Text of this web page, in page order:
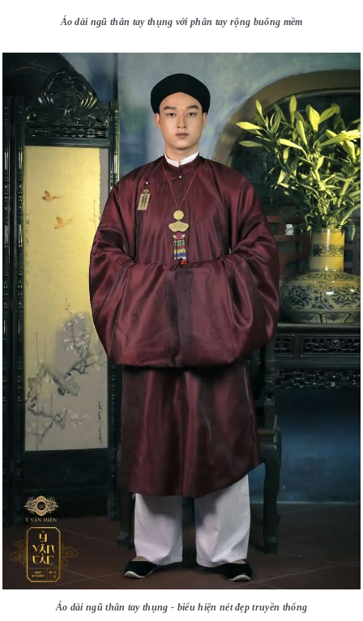
Áo dài ngũ thân tay thụng với phân tay rộng buông mềm
Áo dài ngũ thân tay thụng - biểu hiện nét đẹp truyền thống